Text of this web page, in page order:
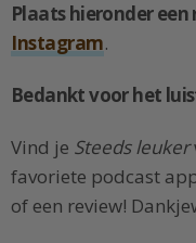
Plaats hieronder een
Instagram.
Bedankt voor het
Vind je Steeds leuker
favoriete podcast
of een review!